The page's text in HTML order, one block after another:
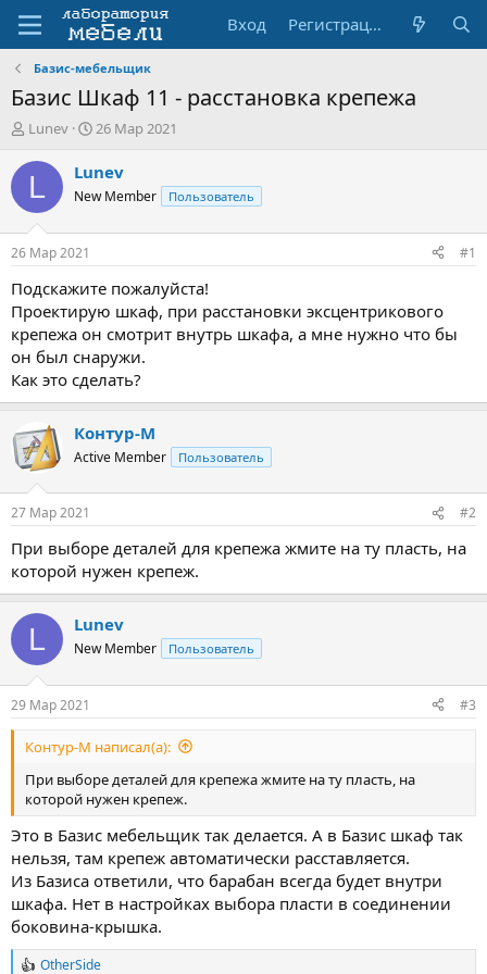
Вход Регистрация
Базис-мебельщик
Базис Шкаф 11 - расстановка крепежа
А
т
т
е
м
ы
Lunev
Д
т
н
а
л
26 Мар 2021
L Lunev
New Member Пользователь
26 Мар 2021 #1
Подскажите пожалуйста!
Проектирую шкаф, при расстановки эксцентрикового
крепежа он смотрит внутрь шкафа, а мне нужно что бы
он был снаружи.
Как это сделать?
Контур-М
Active Member Пользователь
27 Мар 2021 #2
При выборе деталей для крепежа жмите на ту пласть, на
которой нужен крепеж.
L Lunev
New Member Пользователь
29 Мар 2021 #3
Контур-М написал(а):
При выборе деталей для крепежа жмите на ту пласть, на
которой нужен крепеж.
Это в Базис мебельщик так делается. А в Базис шкаф так
нельзя, там крепеж автоматически расставляется.
Из Базиса ответили, что барабан всегда будет внутри
шкафа. Нет в настройках выбора пласти в соединении
боковина-крышка.
OtherSide